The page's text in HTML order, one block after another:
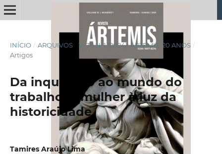
INÍCIO / ARQUIVOS V. 38 N. 1 (2024): ÁRTEMIS: 20 ANOS /
Artigos
Da inquisição ao mundo do
trabalho: a mulher à luz da
historicidade
Tamires Araújo Lima